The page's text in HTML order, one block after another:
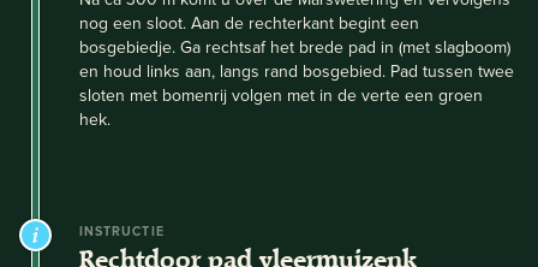
nog een sloot. Aan de rechterkant begint een
bosgebiedje. Ga rechtsaf het brede pad in (met slagboom)
en houd links aan, langs rand bosgebied. Pad tussen twee
sloten met bomenrij volgen met in de verte een groen
hek.
INSTRUCTIE
Rechtdoor pad vleermuizenk